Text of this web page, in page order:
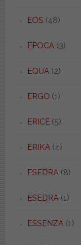
EOS (48)
EPOCA (3)
EQUA (2)
ERGO (1)
ERICE(5)
ERIKA (4)
ESEDRA (8)
ESEDRA (1)
ESSENZA (1)